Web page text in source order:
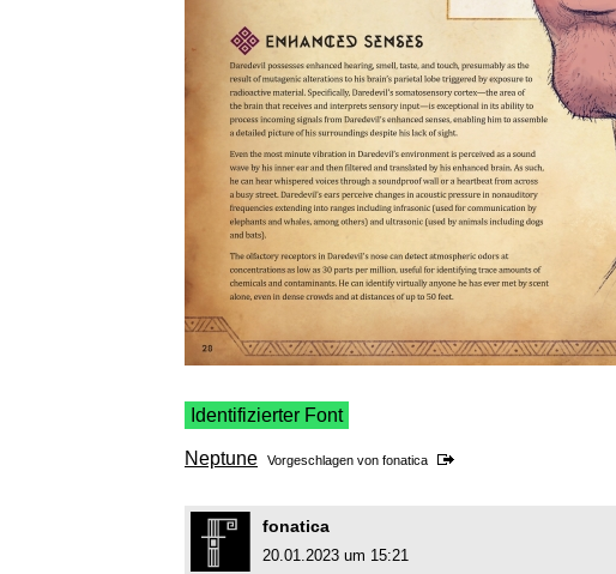
Identifizierter Font
Neptune Vorgeschlagen von fonatica
fonatica
20.01.2023 um 15:21